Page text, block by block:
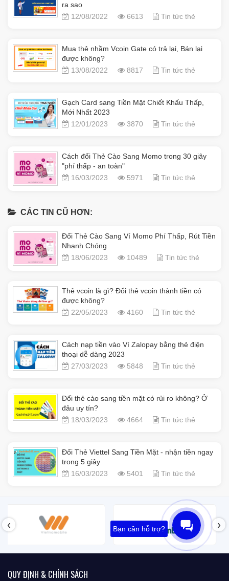
ra sao
12/08/2022
6613 Tin tức thẻ
Mua thẻ nhầm Vcoin Gate có trả lại, Bán lại
được không?
13/08/2022
8817 Tin tức thẻ
Gạch Card sang Tiền Mặt Chiết Khấu Thấp,
Mới Nhất 2023
12/01/2023
3870 Tin tức thẻ
Cách đổi Thẻ Cào Sang Momo trong 30 giây
"phí thấp - an toàn"
16/03/2023
5971 Tin tức thẻ
CÁC TIN CŨ HƠN:
Đổi Thẻ Cào Sang Ví Momo Phí Thấp, Rút Tiền
Nhanh Chóng
18/06/2023
10489 Tin tức thẻ
Thẻ vcoin là gì? Đổi thẻ vcoin thành tiền có
được không?
22/05/2023
4160 Tin tức thẻ
Cách nạp tiền vào Ví Zalopay bằng thẻ điện
thoại dễ dàng 2023
27/03/2023
5848 Tin tức thẻ
Đổi thẻ cào sang tiền mặt có rủi ro không? Ở
đâu uy tín?
18/03/2023
4664 Tin tức thẻ
Đổi Thẻ Viettel Sang Tiền Mặt - nhận tiền ngay
trong 5 giây
16/03/2023
5401 Tin tức thẻ
‹ ›
QUY ĐỊNH & CHÍNH SÁCH
Bạn cần hỗ trợ?